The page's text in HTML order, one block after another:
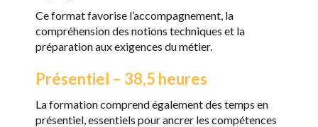
Ce format favorise l’accompagnement, la
compréhension des notions techniques et la
préparation aux exigences du métier.
Présentiel – 38,5 heures
La formation comprend également des temps en
présentiel, essentiels pour ancrer les compétences